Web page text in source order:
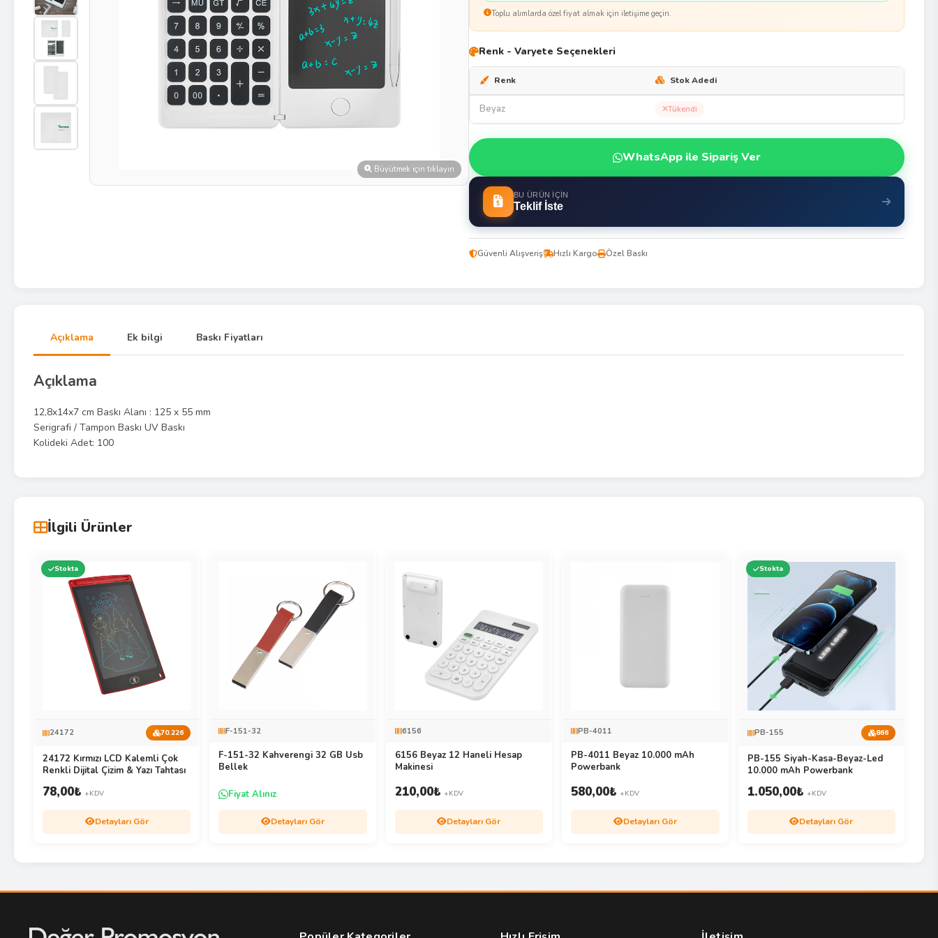
Büyütmek için tıklayın
Toplu alımlarda özel fiyat almak için iletişime geçin.
Renk - Varyete Seçenekleri
Renk Stok Adedi
Beyaz Tükendi
WhatsApp ile Sipariş Ver
BU ÜRÜN İÇIN
Teklif İste
Güvenli Alışveriş Hızlı Kargo Özel Baskı
Açıklama Ek bilgi Baskı Fiyatları
Açıklama
12,8x14x7 cm Baskı Alanı : 125 x 55 mm
Serigrafi / Tampon Baskı UV Baskı
Kolideki Adet: 100
İlgili Ürünler
Stokta
24172 70.226
24172 Kırmızı LCD Kalemli Çok
Renkli Dijital Çizim & Yazı Tahtası
78,00₺ +KDV
Detayları Gör
F-151-32
F-151-32 Kahverengi 32 GB Usb
Bellek
Fiyat Alınız
Detayları Gör
6156
6156 Beyaz 12 Haneli Hesap
Makinesi
210,00₺ +KDV
Detayları Gör
PB-4011
PB-4011 Beyaz 10.000 mAh
Powerbank
580,00₺ +KDV
Detayları Gör
Stokta
PB-155 866
PB-155 Siyah-Kasa-Beyaz-Led
10.000 mAh Powerbank
1.050,00₺ +KDV
Detayları Gör